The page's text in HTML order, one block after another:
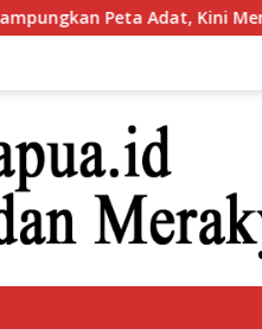
Adat, Kini Menunggu